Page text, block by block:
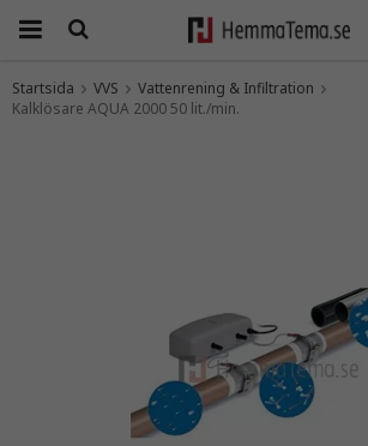
Produkten har blivit tillagd i
Startsida VVS
Vattenrening & Infiltration
Kalklösare AQUA 2000 50 lit./min.